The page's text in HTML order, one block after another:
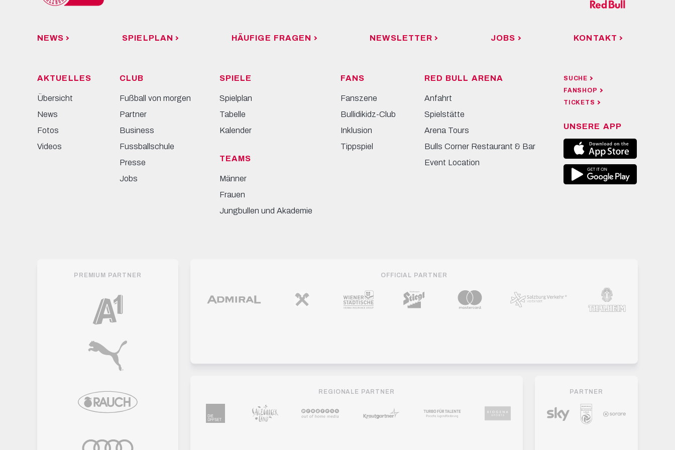
NEWS SPIELPLAN HÄUFIGE FRAGEN NEWSLETTER JOBS KONTAKT
AKTUELLES
Übersicht
News
Fotos
Videos
CLUB
Fußball von morgen
Partner
Business
Fussballschule
Presse
Jobs
SPIELE
Spielplan
Tabelle
Kalender
TEAMS
Männer
Frauen
Jungbullen und Akademie
FANS
Fanszene
Bullidikidz-Club
Inklusion
Tippspiel
RED BULL ARENA
Anfahrt
Spielstätte
Arena Tours
Bulls Corner Restaurant & Bar
Event Location
SUCHE
FANSHOP
TICKETS
UNSERE APP
PREMIUM PARTNER OFFICIAL PARTNER
REGIONALE PARTNER PARTNER